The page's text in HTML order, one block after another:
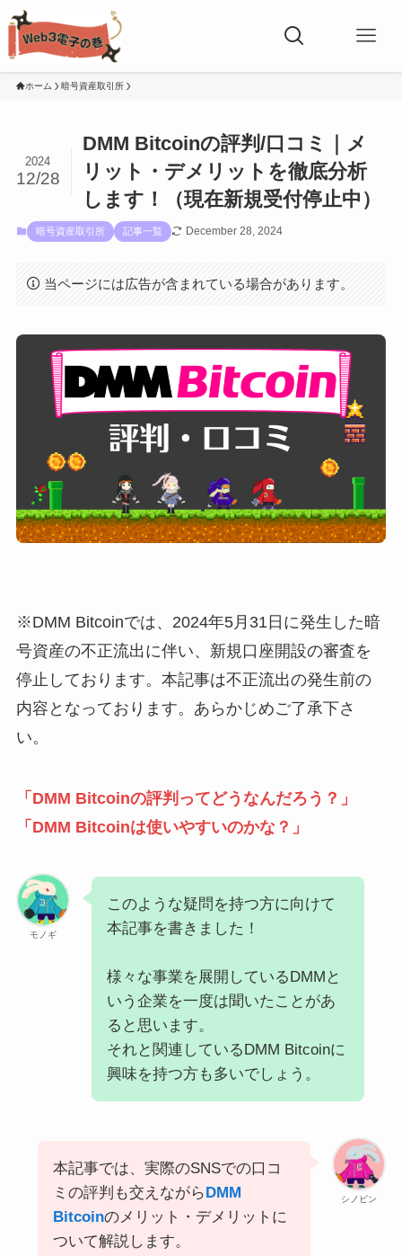
ホーム 暗号資産取引所
DMM Bitcoinの評判/口コミ｜メ
リット・デメリットを徹底分析
します！（現在新規受付停止中）
2024
12/28
暗号資産取引所 記事一覧 December 28, 2024
当ページには広告が含まれている場合があります。
※DMM Bitcoinでは、2024年5月31日に発生した暗
号資産の不正流出に伴い、新規口座開設の審査を
停止しております。本記事は不正流出の発生前の
内容となっております。あらかじめご了承下さ
い。
「DMM Bitcoinの評判ってどうなんだろう？」
「DMM Bitcoinは使いやすいのかな？」
モノギ
このような疑問を持つ方に向けて
本記事を書きました！
様々な事業を展開しているDMMと
いう企業を一度は聞いたことがあ
ると思います。
それと関連しているDMM Bitcoinに
興味を持つ方も多いでしょう。
シノビン
本記事では、実際のSNSでの口コ
ミの評判も交えながら DMM
Bitcoinのメリット・デメリットに
ついて解説します。